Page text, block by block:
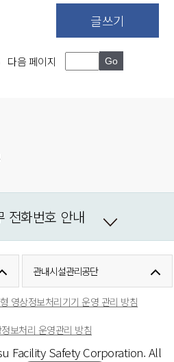
글쓰기
다음 페이지
전화번호 안내
관내시설관리공단
영상정보처리기기 운영 관리 방침
보처리 운영관리 방침
Facility Safety Corporation. All